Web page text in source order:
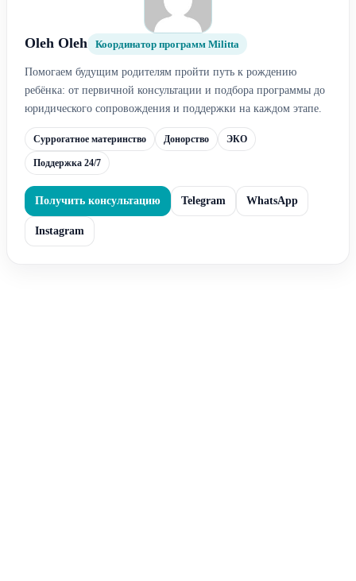
Oleh Oleh Координатор программ Militta
Помогаем будущим родителям пройти путь к рождению
ребёнка: от первичной консультации и подбора программы до
юридического сопровождения и поддержки на каждом этапе.
Суррогатное материнство Донорство ЭКО
Поддержка 24/7
Получить консультацию Telegram WhatsApp
Instagram